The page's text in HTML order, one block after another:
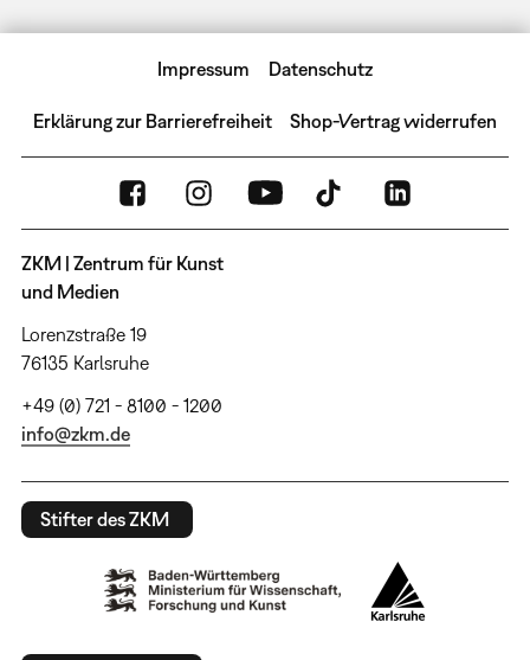
Impressum Datenschutz
Erklärung zur Barrierefreiheit Shop-Vertrag widerrufen
ZKM | Zentrum für Kunst
und Medien
Lorenzstraße 19
76135 Karlsruhe
+49 (0) 721 - 8100 - 1200
info@zkm.de
Stifter des ZKM